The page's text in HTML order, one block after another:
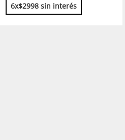
6x$2998 sin interés